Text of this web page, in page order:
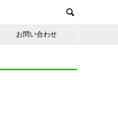

お問い合わせ